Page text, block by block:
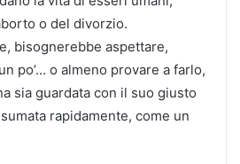
o del divorzio.
bisognerebbe aspettare,
po’… o almeno provare a farlo,
sia guardata con il suo giusto
rapidamente, come un